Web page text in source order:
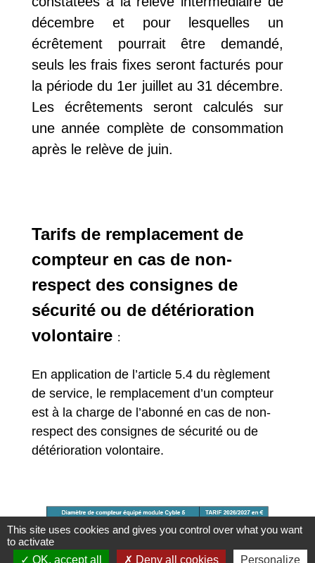
décembre et pour lesquelles un
écrêtement pourrait être demandé,
seuls les frais fixes seront facturés pour
la période du 1er juillet au 31 décembre.
Les écrêtements seront calculés sur
une année complète de consommation
après le relève de juin.
Tarifs de remplacement de
compteur en cas de non-
respect des consignes de
sécurité ou de détérioration
volontaire :
En application de l’article 5.4 du règlement
de service, le remplacement d’un compteur
est à la charge de l’abonné en cas de non-
respect des consignes de sécurité ou de
détérioration volontaire.
This site uses cookies and gives you control over what you want
to activate
OK, accept all
Deny all cookies Personalize